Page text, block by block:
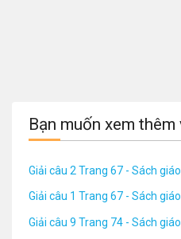
Bạn muốn xem thêm
Giải câu 2 Trang 67 - Sách
Giải câu 1 Trang 67 - Sách
Giải câu 9 Trang 74 - Sách